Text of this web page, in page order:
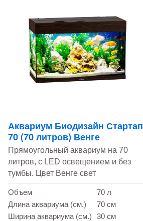
Аквариум Биодизайн Стартап
70 (70 литров) Венге
Прямоугольный аквариум на 70
литров, с LED освещением и без
тумбы. Цвет Венге свет
Объем
70 л
Длина аквариума (см.)
70 см
Ширина аквариума (см.)
30 см